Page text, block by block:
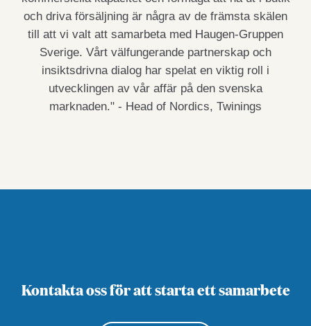
och driva försäljning är några av de främsta skälen
till att vi valt att samarbeta med Haugen-Gruppen
Sverige. Vårt välfungerande partnerskap och
insiktsdrivna dialog har spelat en viktig roll i
utvecklingen av vår affär på den svenska
marknaden." - Head of Nordics, Twinings
Kontakta oss för att starta ett samarbete